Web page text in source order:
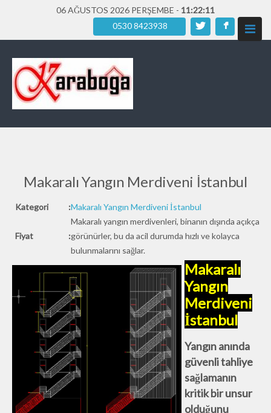
06 AĞUSTOS 2026 PERŞEMBE - 11:22:13
0530 8423938
Makaralı Yangın Merdiveni İstanbul
Kategori :Makaralı Yangın Merdiveni İstanbul
Fiyat :
Makaralı yangın merdivenleri, binanın dışında açıkça
görünürler, bu da acil durumda hızlı ve kolayca
bulunmalarını sağlar.
Makaralı
Yangın
Merdiveni
İstanbul
Yangın anında
güvenli tahliye
sağlamanın
kritik bir unsur
olduğunu